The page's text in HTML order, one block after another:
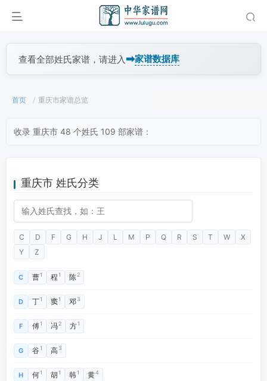
查看全部姓氏家谱，请进入 ➡家谱数据库
首页 重庆市家谱总览
收录 重庆市 48 个姓氏 109 部家谱：
重庆市 姓氏分类
C D F G H J L M P Q R S T W
X
Y
Z
C 曹1 程1 陈2
D 丁1 窦1 邓3
F 傅1 冯2 方1
G 谷1 高3
H 何1 胡1 韩1 黄4